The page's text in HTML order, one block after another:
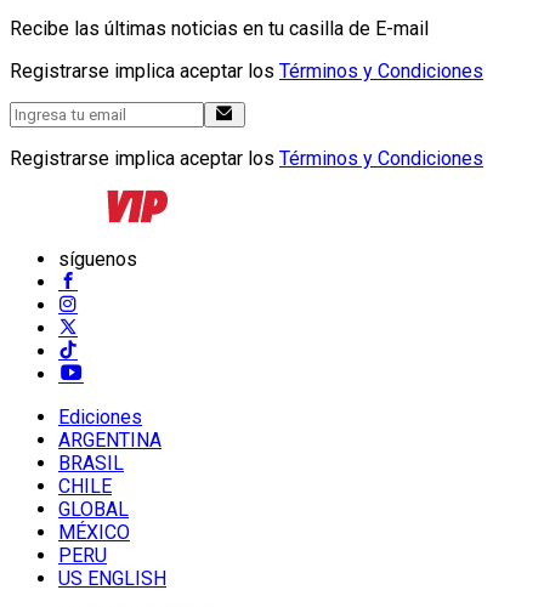
Recibe las últimas noticias en tu casilla de E-mail
Registrarse implica aceptar los Términos y Condiciones
Registrarse implica aceptar los Términos y Condiciones
síguenos
Ediciones
ARGENTINA
BRASIL
CHILE
GLOBAL
MÉXICO
PERU
US ENGLISH